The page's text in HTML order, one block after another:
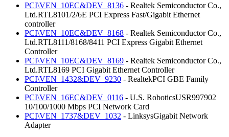
PCI\VEN_10EC&DEV_8136 - Realtek Semiconductor Co.,
Ltd.RTL8101/2/6E PCI Express Fast/Gigabit Ethernet
controller
PCI\VEN_10EC&DEV_8168 - Realtek Semiconductor Co.,
Ltd.RTL8111/8168/8411 PCI Express Gigabit Ethernet
Controller
PCI\VEN_10EC&DEV_8169 - Realtek Semiconductor Co.,
Ltd.RTL8169 PCI Gigabit Ethernet Controller
PCI\VEN_1432&DEV_9230 - RealtekPCI GBE Family
Controller
PCI\VEN_16EC&DEV_0116 - U.S. RoboticsUSR997902
10/100/1000 Mbps PCI Network Card
PCI\VEN_1737&DEV_1032 - LinksysGigabit Network
Adapter